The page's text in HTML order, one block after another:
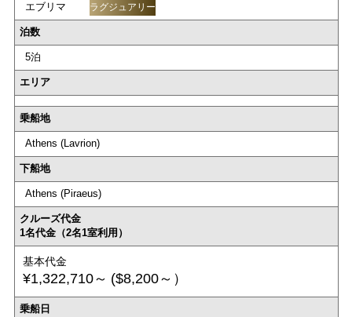
エブリマ ラグジュアリー
泊数
5泊
エリア
乗船地
Athens (Lavrion)
下船地
Athens (Piraeus)
クルーズ代金
1名代金（2名1室利用）
基本代金
¥1,322,710～ ($8,200～）
乗船日